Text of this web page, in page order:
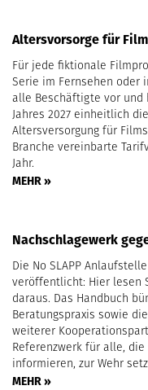
Altersvorsorge für
Für jede fiktionale
Serie im Fernsehen oder
alle Beschäftigte vor und
Jahres 2027 einheitlich
Altersversorgung für
Branche vereinbarte
Jahr.
MEHR »
Nachschlagewerk
Die No SLAPP
veröffentlicht: Hier lesen
daraus. Das Handbuch
Beratungspraxis sowie
weiterer
Referenzwerk für alle,
informieren, zur Wehr
MEHR »